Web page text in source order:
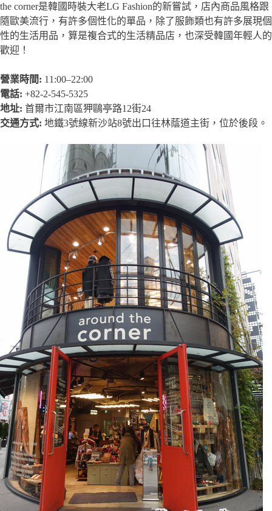
the corner是韓國時裝大老LG Fashion的新嘗試，店內商品風格跟
隨歐美流行，有許多個性化的單品，除了服飾類也有許多展現個
性的生活用品，算是複合式的生活精品店，也深受韓國年輕人的
歡迎！
營業時間: 11:00–22:00
電話: +82-2-545-5325
地址: 首爾市江南區狎鷗亭路12街24
交通方式: 地鐵3號線新沙站8號出口往林蔭道主街，位於後段。